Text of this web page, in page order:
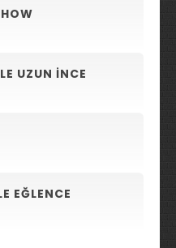
UZUN İNCE
EĞLENCE